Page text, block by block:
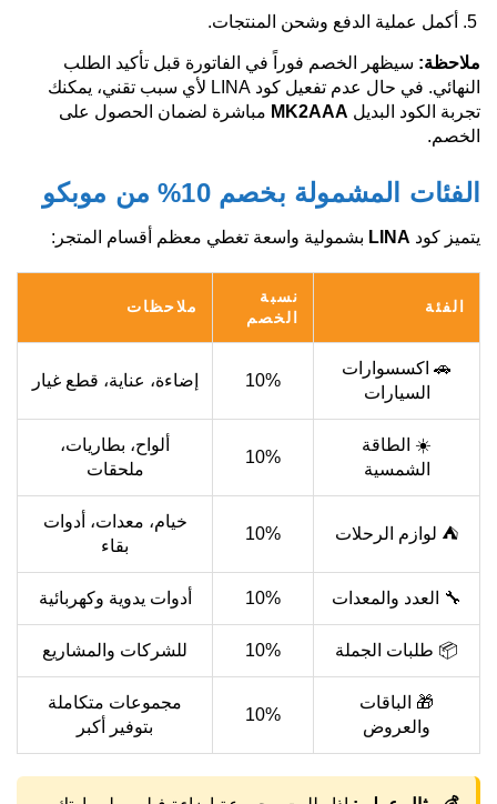
أكمل عملية الدفع وشحن المنتجات.
ملاحظة: سيظهر الخصم فوراً في الفاتورة قبل تأكيد الطلب
النهائي. في حال عدم تفعيل كود LINA لأي سبب تقني، يمكنك
تجربة الكود البديل MK2AAA مباشرة لضمان الحصول على
الخصم.
الفئات المشمولة بخصم 10% من موبكو
يتميز كود LINA بشمولية واسعة تغطي معظم أقسام المتجر:
الفئة
نسبة
الخصم
ملاحظات
🚗 اكسسوارات
السيارات
10% إضاءة، عناية، قطع غيار
☀️ الطاقة
الشمسية
10%
ألواح، بطاريات،
ملحقات
⛺ لوازم الرحلات 10%
خيام، معدات، أدوات
بقاء
🔧 العدد والمعدات 10% أدوات يدوية وكهربائية
📦 طلبات الجملة 10% للشركات والمشاريع
🎁 الباقات
والعروض
10%
مجموعات متكاملة
بتوفير أكبر